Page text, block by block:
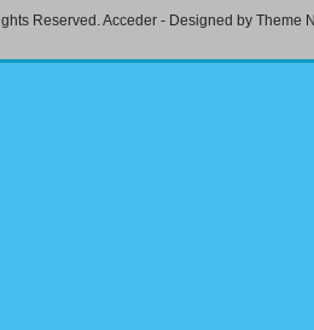
Reserved.Acceder - Designed by Theme